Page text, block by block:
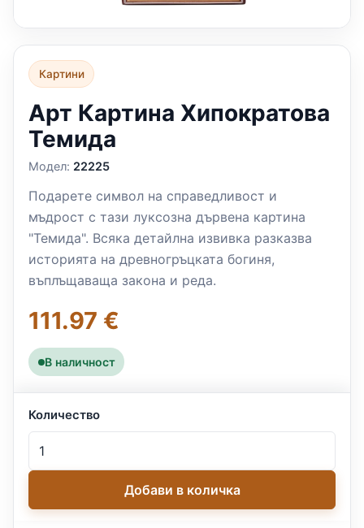
Картини
Арт Картина Хипократова
Темида
Модел: 22225
Подарете символ на справедливост и
мъдрост с тази луксозна дървена картина
"Темида". Всяка детайлна извивка разказва
историята на древногръцката богиня,
въплъщаваща закона и реда.
111.97 €
В наличност
Количество
Добави в количка